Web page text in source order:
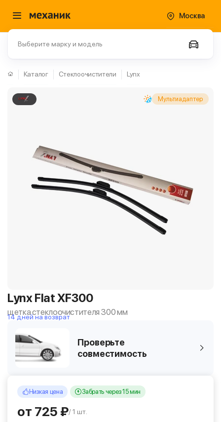
Москва
Выберите марку и модель
Каталог Стеклоочистители Lynx
Мультиадаптер
Lynx Flat XF300
щетка стеклоочистителя 300 мм
14 дней на возврат
Проверьте
совместимость
Низкая цена Забрать через 15 мин
от 725 ₽/ 1 шт.